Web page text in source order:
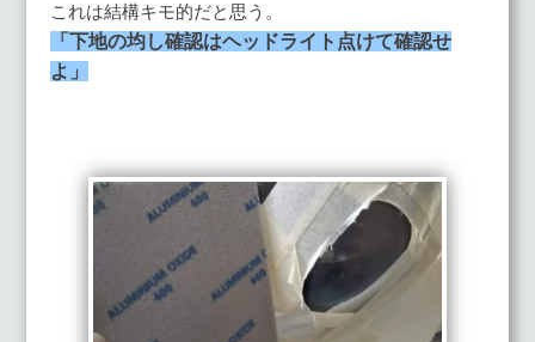
これは結構キモ的だと思う。
「下地の均し確認はヘッドライト点けて確認せ
よ」